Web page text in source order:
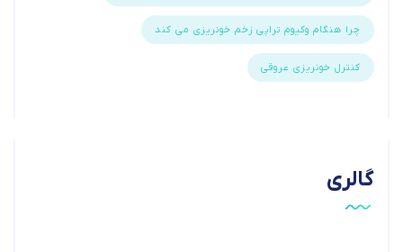
چرا هنگام وکیوم تراپی زخم خونریزی می کند
کنترل خونریزی عروقی
گالری